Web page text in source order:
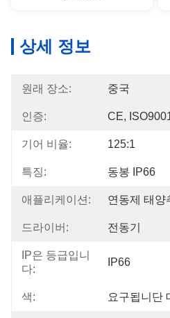
상세 정보
원래 장소: 중국
인증: CE,
기어 비율: 125:1
특징: 동봉 IP66
애플리케이션: 연동제 태양
드라이버: 전동기
IP은 등급입니
다:
IP66
색: 요구됩니단